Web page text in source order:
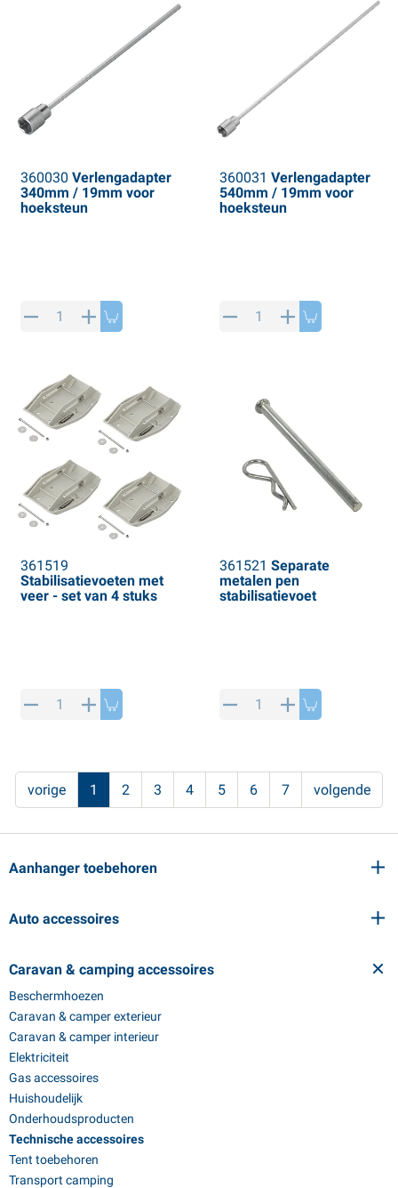
Aanhanger toebehoren
Auto accessoires
Caravan & camping accessoires
Beschermhoezen
Caravan & camper exterieur
Caravan & camper interieur
Elektriciteit
Gas accessoires
Huishoudelijk
Onderhoudsproducten
Technische accessoires
Tent toebehoren
Transport camping
360030 Verlengadapter
340mm / 19mm voor
hoeksteun
360031 Verlengadapter
540mm / 19mm voor
hoeksteun
361519
Stabilisatievoeten met
veer - set van 4 stuks
361521 Separate
metalen pen
stabilisatievoet
vorige 1 2 3 4 5 6 7 volgende